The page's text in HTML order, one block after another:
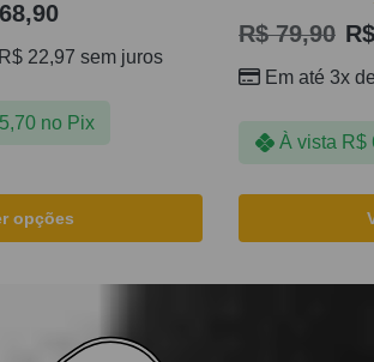
68,90
R$ 22,97 sem juros
no Pix
opções
R$79,90 R$
Em até 3x
À vista R$